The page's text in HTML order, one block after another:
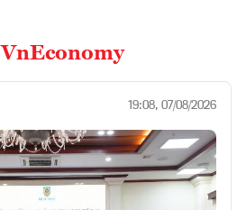
VnEconomy
19:08, 07/08/2026